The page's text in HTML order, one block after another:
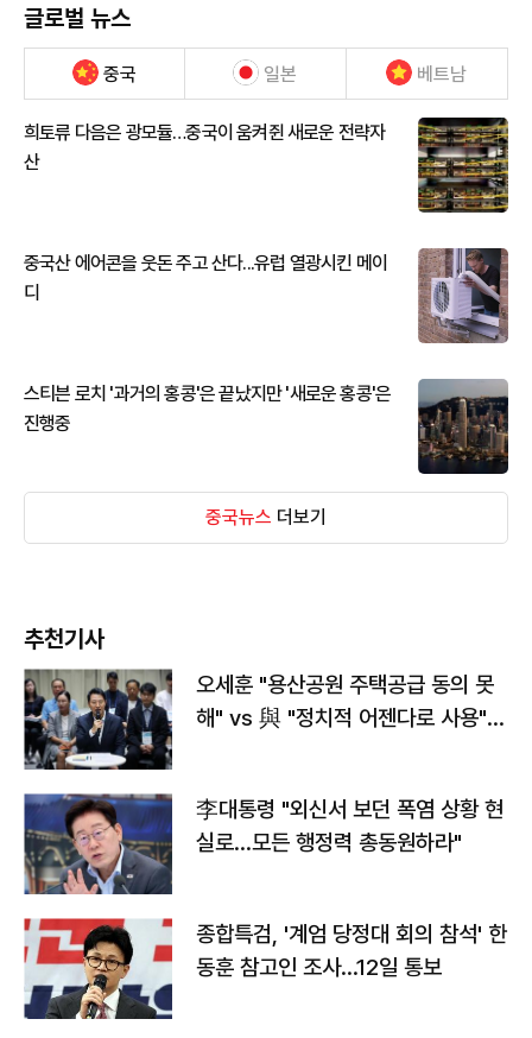
글로벌 뉴스
중국 일본 베트남
희토류 다음은 광모듈…중국이 움켜쥔 새로운 전략자
산
중국산 에어콘을 웃돈 주고 산다...유럽 열광시킨 메이
디
스티븐 로치 '과거의 홍콩'은 끝났지만 '새로운 홍콩'은
진행중
중국뉴스 더보기
추천기사
오세훈 "용산공원 주택공급 동의 못
해" vs 與 "정치적 어젠다로 사용"
李대통령 "외신서 보던 폭염 상황 현
실로…모든 행정력 총동원하라"
종합특검, '계엄 당정대 회의 참석' 한
동훈 참고인 조사...12일 통보